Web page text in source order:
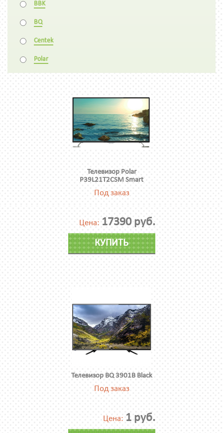
BBK
BQ
Centek
Polar
Телевизор Polar
P39L21T2CSM Smart
Под заказ
Цена: 17390 руб.
КУПИТЬ
Телевизор BQ 3901B Black
Под заказ
Цена: 1 руб.